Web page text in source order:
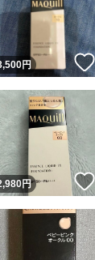
ね！
円
ね！円